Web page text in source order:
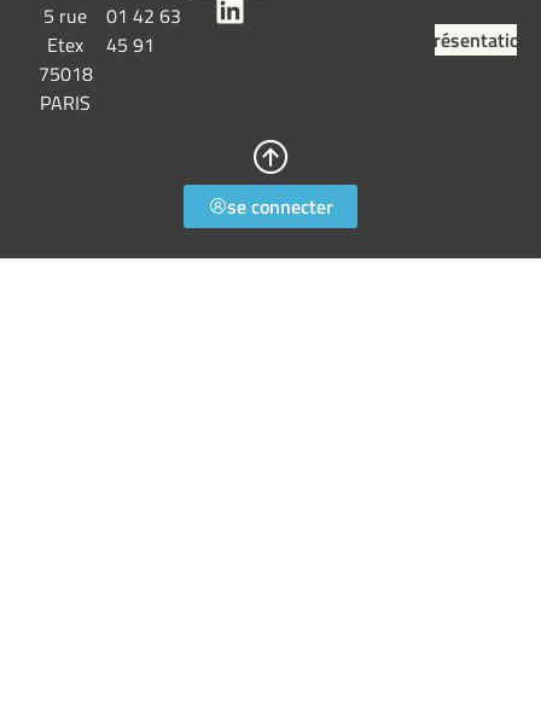
5 rue
Etex
75018
PARIS
01 42 63
45 91
Présentation
se connecter